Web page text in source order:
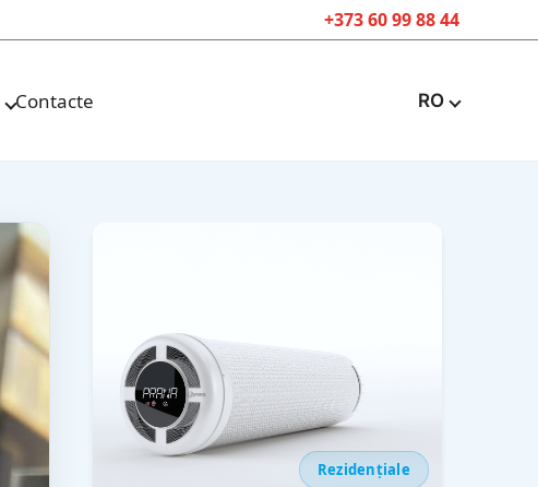
+373 60 99 88 44
Contacte RO
Rezidențiale